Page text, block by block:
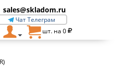
sales@skladom.ru
Чат Телеграм
шт. на 0